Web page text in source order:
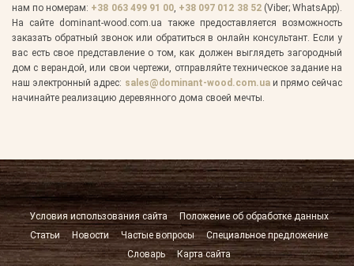
нам по номерам: +38 063 499 91 00, +38 097 012 38 52(Viber; WhatsApp).
На сайте dominant-wood.com.ua также предоставляется возможность
заказать обратный звонок или обратиться в онлайн консультант. Если у
вас есть свое представление о том, как должен выглядеть загородный
дом с верандой, или свои чертежи, отправляйте техническое задание на
наш электронный адрес: sales@dominant-wood.com.uaи прямо сейчас
начинайте реализацию деревянного дома своей мечты.
Условия использования сайта
Положение об обработке данных
Статьи
Новости Частые вопросы
Специальное предложение
Словарь
Карта сайта